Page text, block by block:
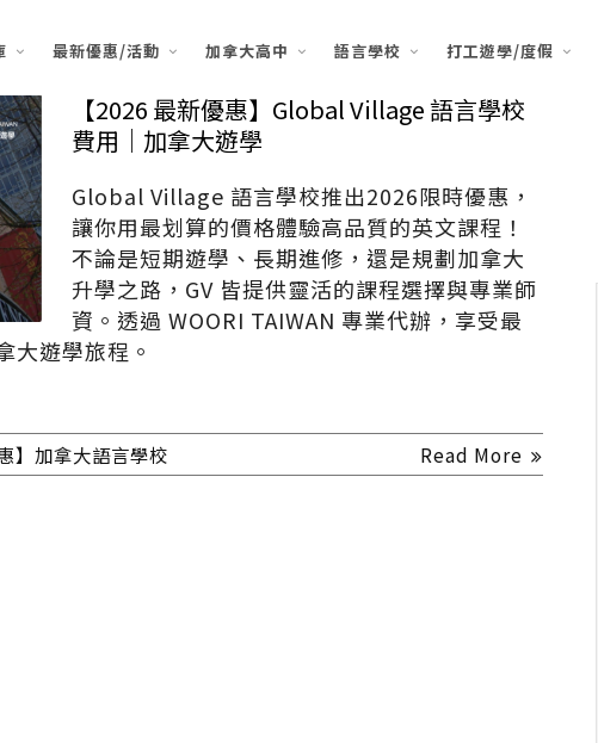
最新優惠/活動 加拿大高中 語言學校 打工遊學/度假
【2026 最新優惠】Global Village 語言學校
費用｜加拿大遊學
Global Village 語言學校推出2026限時優惠，
讓你用最划算的價格體驗高品質的英文課程！
不論是短期遊學、長期進修，還是規劃加拿大
升學之路，GV 皆提供靈活的課程選擇與專業師
資。透過 WOORI TAIWAN 專業代辦，享受最
大遊學旅程。
惠】加拿大語言學校 Read More